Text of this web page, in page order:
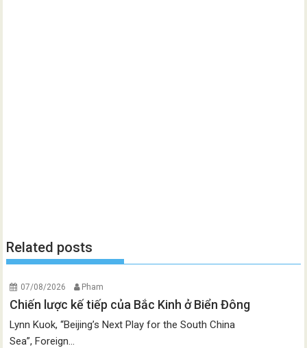
Related posts
07/08/2026 Pham
Chiến lược kế tiếp của Bắc Kinh ở Biển Đông
Lynn Kuok, “Beijing’s Next Play for the South China
Sea”, Foreign...